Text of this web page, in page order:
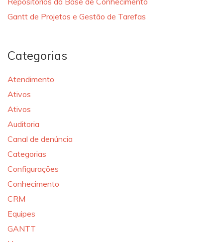
Gantt de Projetos e Gestão de Tarefas
Categorias
Atendimento
Ativos
Ativos
Auditoria
Canal de denúncia
Categorias
Configurações
Conhecimento
CRM
Equipes
GANTT